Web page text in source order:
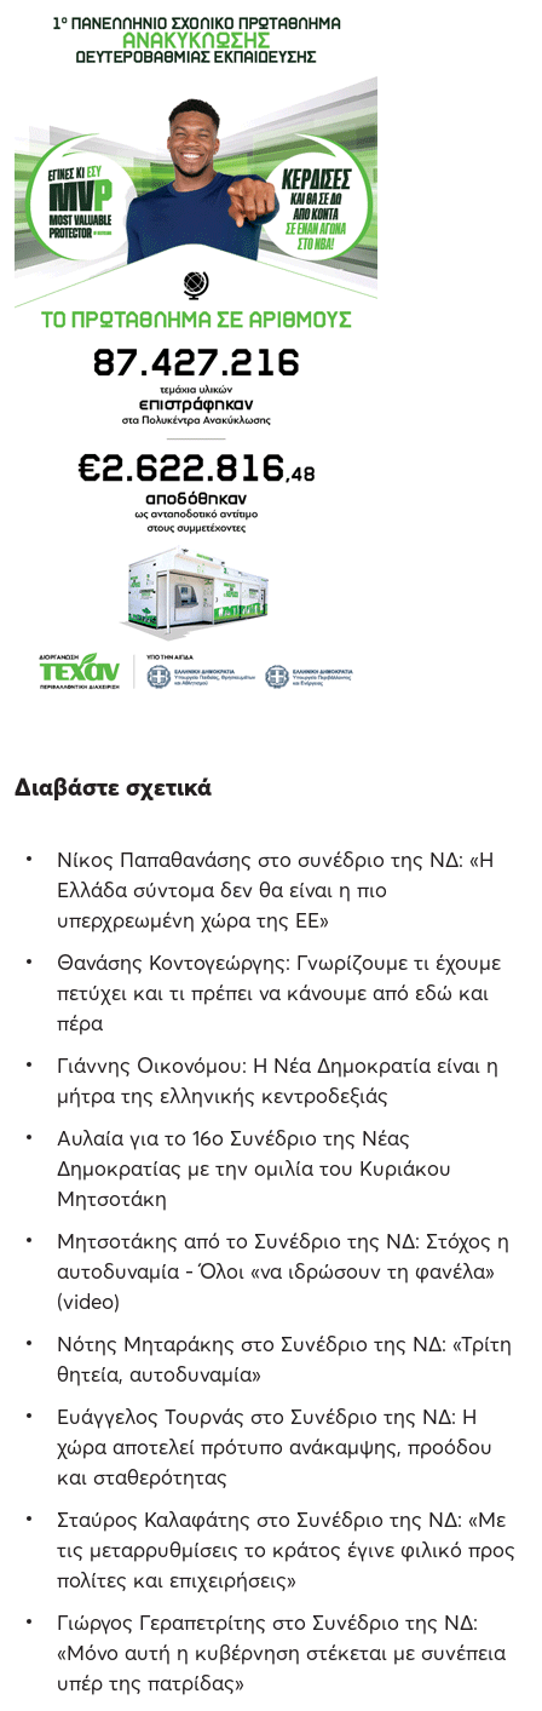
Διαβάστε σχετικά
Νίκος Παπαθανάσης στο συνέδριο της ΝΔ: «Η
Ελλάδα σύντομα δεν θα είναι η πιο
υπερχρεωμένη χώρα της ΕΕ»
Θανάσης Κοντογεώργης: Γνωρίζουμε τι έχουμε
πετύχει και τι πρέπει να κάνουμε από εδώ και
πέρα
Γιάννης Οικονόμου: Η Νέα Δημοκρατία είναι η
μήτρα της ελληνικής κεντροδεξιάς
Αυλαία για το 16ο Συνέδριο της Νέας
Δημοκρατίας με την ομιλία του Κυριάκου
Μητσοτάκη
Μητσοτάκης από το Συνέδριο της ΝΔ: Στόχος η
αυτοδυναμία - Όλοι «να ιδρώσουν τη φανέλα»
(video)
Νότης Μηταράκης στο Συνέδριο της ΝΔ: «Τρίτη
θητεία, αυτοδυναμία»
Ευάγγελος Τουρνάς στο Συνέδριο της ΝΔ: Η
χώρα αποτελεί πρότυπο ανάκαμψης, προόδου
και σταθερότητας
Σταύρος Καλαφάτης στο Συνέδριο της ΝΔ: «Με
τις μεταρρυθμίσεις το κράτος έγινε φιλικό προς
πολίτες και επιχειρήσεις»
Γιώργος Γεραπετρίτης στο Συνέδριο της ΝΔ:
«Μόνο αυτή η κυβέρνηση στέκεται με συνέπεια
υπέρ της πατρίδας»